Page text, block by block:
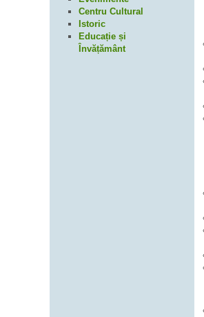
Centru Cultural
Istoric
Educație și
Învățământ